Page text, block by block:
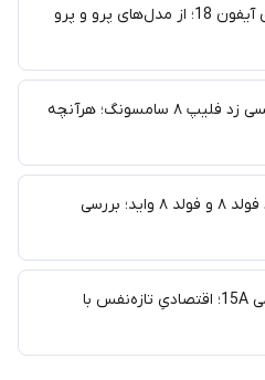
جدیدترین اخبار سری آیفون 18؛ از مدل‌های پرو و پرو
جدیدترین اخبار گلکسی زد فلیپ ۸ سامسونگ؛ هرآنچه
مشخصات گلکسی زد فولد ۸ و فولد ۸ واید؛ بررسی
مشخصات گوشی ردمی 15A؛ اقتصادیِ تازه‌نفس با